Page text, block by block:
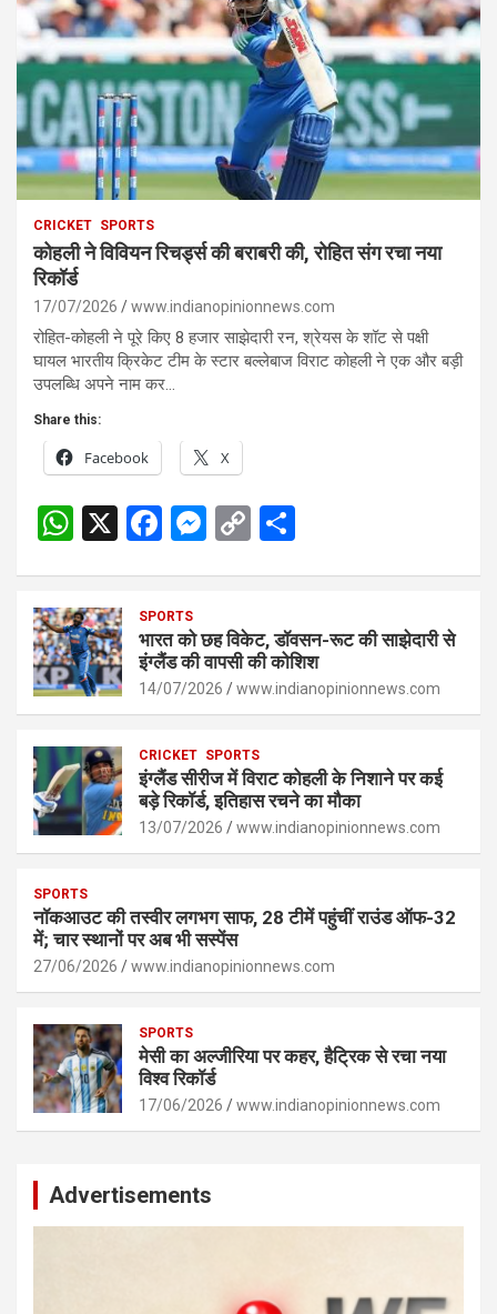
CRICKET SPORTS
कोहली ने विवियन रिचर्ड्स की बराबरी की, रोहित संग रचा नया
रिकॉर्ड
17/07/2026 www.indianopinionnews.com
रोहित-कोहली ने पूरे किए 8 हजार साझेदारी रन, श्रेयस के शॉट से पक्षी
घायल भारतीय क्रिकेट टीम के स्टार बल्लेबाज विराट कोहली ने एक और बड़ी
उपलब्धि अपने नाम कर…
Share this:
Facebook X
W
s
A
p
p
X
F
b
o
o
M
n
g
er
C
Li
n
k
e
SPORTS
भारत को छह विकेट, डॉवसन-रूट की साझेदारी से
इंग्लैंड की वापसी की कोशिश
14/07/2026 www.indianopinionnews.com
CRICKET SPORTS
इंग्लैंड सीरीज में विराट कोहली के निशाने पर कई
बड़े रिकॉर्ड, इतिहास रचने का मौका
13/07/2026 www.indianopinionnews.com
SPORTS
नॉकआउट की तस्वीर लगभग साफ, 28 टीमें पहुंचीं राउंड ऑफ-32
में; चार स्थानों पर अब भी सस्पेंस
27/06/2026 www.indianopinionnews.com
SPORTS
मेसी का अल्जीरिया पर कहर, हैट्रिक से रचा नया
विश्व रिकॉर्ड
17/06/2026 www.indianopinionnews.com
Advertisements